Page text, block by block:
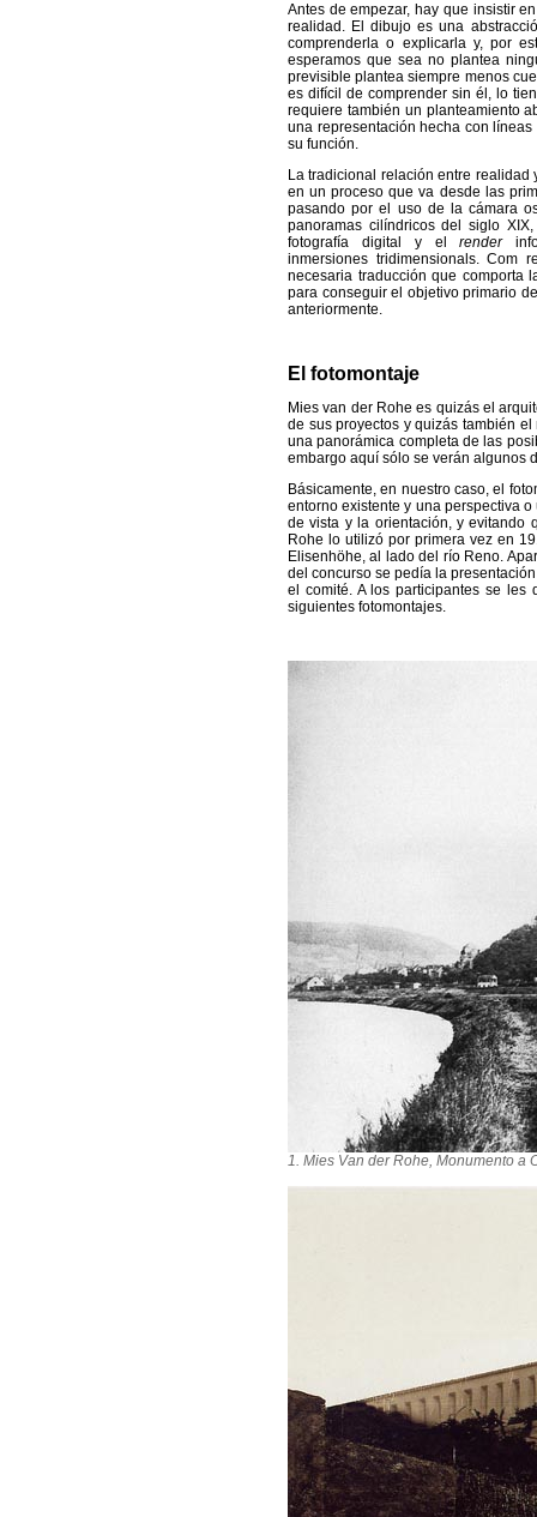
Antes de empezar, hay que insistir
realidad. El dibujo es una
comprenderla o explicarla y, por
esperamos que sea no plantea
previsible plantea siempre menos
es difícil de comprender sin él, lo
requiere también un planteamiento
una representación hecha con
su función.
La tradicional relación entre
en un proceso que va desde las
pasando por el uso de la cámara
panoramas cilíndricos del siglo
fotografía digital y elrender
inmersiones tridimensionals. Com
necesaria traducción que comporta
para conseguir el objetivo primario
anteriormente.
El fotomontaje
Mies van der Rohe es quizás el
de sus proyectos y quizás también
una panorámica completa de las
embargo aquí sólo se verán algunos
Básicamente, en nuestro caso, el
entorno existente y una perspectiva
de vista y la orientación, y evitando
Rohe lo utilizó por primera vez en
Elisenhöhe, al lado del río Reno.
del concurso se pedía la
el comité. A los participantes se
siguientes fotomontajes.
1. Mies Van der Rohe, Monumento a